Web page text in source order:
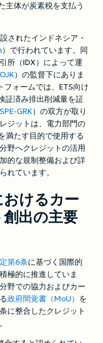
主体が炭素税を支払う
されたインドネシア・
）で行われています。同
所（IDX）によって運
OJK）の監督下にありま
フォームでは、ETS向け
証済み排出削減量を証
SPE-GRK）の双方が取り
ジットは、電力部門の
満たす目的で使用する
野へクレジットの活用
的な規制整備および詳
れています。
けるカー
出の主要
第6条に基づく国際的
極的に推進していま
野での協力およびカー
政府間覚書（MoU） を
に整合したクレジット